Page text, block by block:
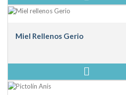
Miel Rellenos Gerio